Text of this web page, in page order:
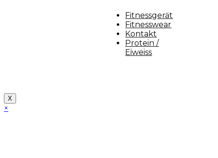
Fitnessgerät
Fitnesswear
Kontakt
Protein /
Eiweiss
X
×